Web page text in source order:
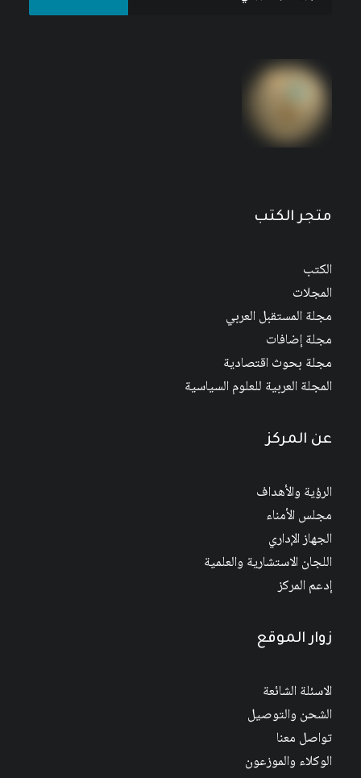
متجر الكتب
الكتب
المجلات
مجلة المستقبل العربي
مجلة إضافات
مجلة بحوث اقتصادية
المجلة العربية للعلوم السياسية
عن المركز
الرؤية والأهداف
مجلس الأمناء
الجهاز الإداري
اللجان الاستشارية والعلمية
إدعم المركز
زوار الموقع
الاسئلة الشائعة
الشحن والتوصيل
تواصل معنا
الوكلاء والموزعون